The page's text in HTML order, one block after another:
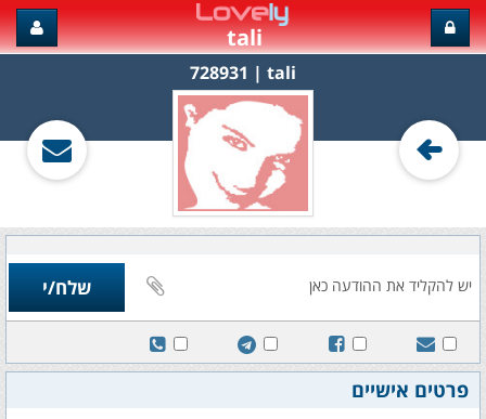
tali
tali‏ | 728931
פרטים אישיים